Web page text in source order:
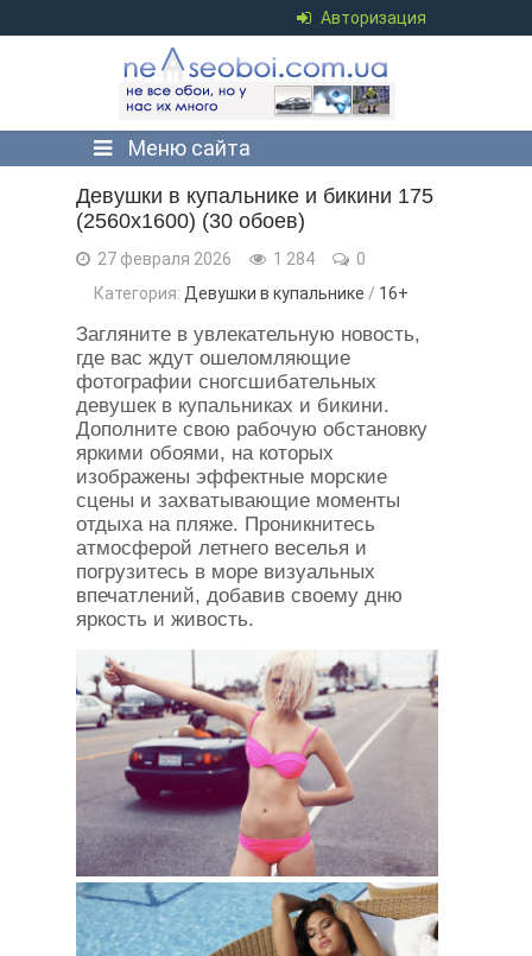
Авторизация
Меню сайта
Девушки в купальнике и бикини 175
(2560x1600) (30 обоев)
27 февраля 2026 1 284
0
Категория: Девушки в купальнике / 16+
Загляните в увлекательную новость,
где вас ждут ошеломляющие
фотографии сногсшибательных
девушек в купальниках и бикини.
Дополните свою рабочую обстановку
яркими обоями, на которых
изображены эффектные морские
сцены и захватывающие моменты
отдыха на пляже. Проникнитесь
атмосферой летнего веселья и
погрузитесь в море визуальных
впечатлений, добавив своему дню
яркость и живость.